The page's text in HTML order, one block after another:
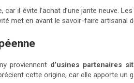
il évite l’achat d’une jante neuve.
met en avant le savoir-faire artisanal
proviennent d’usines partenaires
cette origine, car elle apporte un